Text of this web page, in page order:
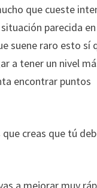
que cueste
parecida
suene raro esto sí
a tener un nivel
encontrar puntos
creas que tú